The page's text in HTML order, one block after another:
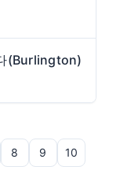
(Burlington)
8 9 10